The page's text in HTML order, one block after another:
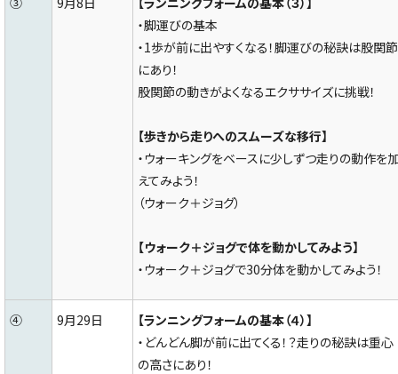
・脚運びの基本
・1歩が前に出やすくなる！脚運びの秘訣は股関節
にあり！
股関節の動きがよくなるエクササイズに挑戦！
【歩きから走りへのスムーズな移行】
・ウォーキングをベースに少しずつ走りの動作を
えてみよう！
（ウォーク＋ジョグ）
【ウォーク＋ジョグで体を動かしてみよう】
・ウォーク＋ジョグで30分体を動かしてみよう！
④ 9月29日
【ランニングフォームの基本（４）】
・どんどん脚が前に出てくる！？走りの秘訣は重心
の高さにあり！